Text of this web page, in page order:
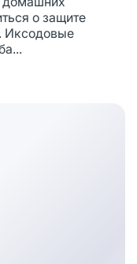
о защите
Иксодовые